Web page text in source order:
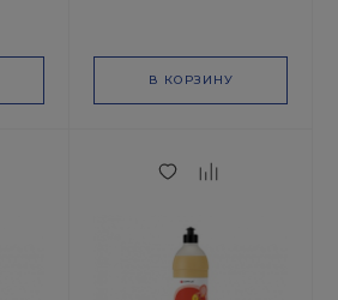
В КОРЗИНУ